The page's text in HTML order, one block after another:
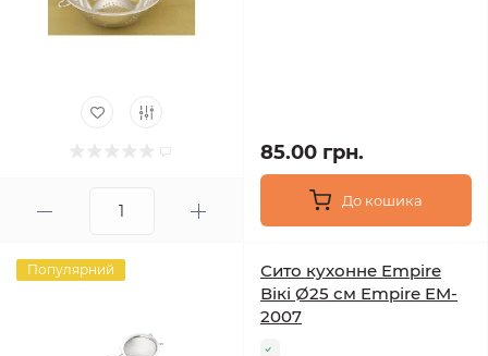
85.00 грн.
До кошика
Популярний
Сито кухонне Empire
Вікі Ø25 см Empire EM-
2007